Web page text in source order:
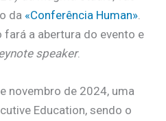
da «Conferência Human»
fará a abertura do evento e
speaker.
novembro de 2024, uma
Education, sendo o